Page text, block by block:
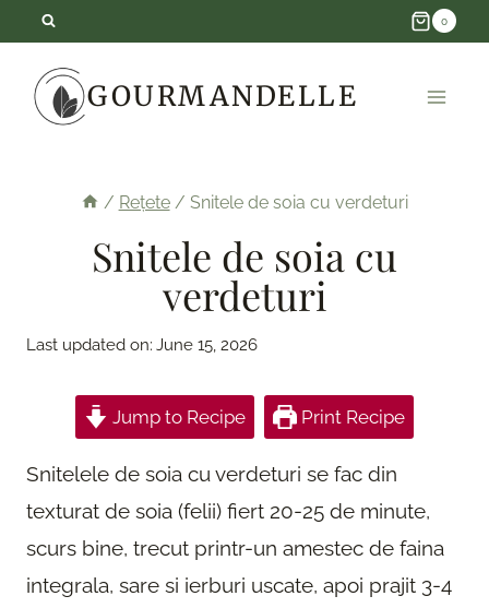
content
0
GOURMANDELLE
/ Rețete / Snitele de soia cu verdeturi
Snitele de soia cu
verdeturi
Last updated on: June 15, 2026
Jump to Recipe Print Recipe
Snitelele de soia cu verdeturi se fac din
texturat de soia (felii) fiert 20-25 de minute,
scurs bine, trecut printr-un amestec de faina
integrala, sare si ierburi uscate, apoi prajit 3-4